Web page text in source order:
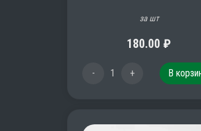
за шт
180.00 ₽
- 1 + В